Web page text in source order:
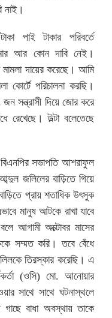
নাই।
পাই টাকার পরিবর্তে
আর কোন দাবি নেই।
দায়ের করেছে। আমি
কোর্টে পরিচালনা করছি।
সন্ত্রাসী দিয়ে জোর করে
রেখেছে। উল্টা বলেতেছে
বিএনপির সভাপতি আশরাফুল
জলিলের বাড়িতে গিয়ে
প্রায় শতাধিক উৎসুক
মানুষ আটকে রাখা যাবে
আগামী অক্টোবর মাসের
সম্মত করি। তবে বেঁধে
তিরস্কার করেছি। এ
(ওসি) মো. আনোয়ার
সাথে সাথে ঘটনাস্থলে
বাধা অবস্থায় তাকে